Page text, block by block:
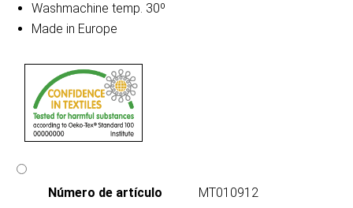
Washmachine temp. 30º
Made in Europe
Número de artículo
MT010912